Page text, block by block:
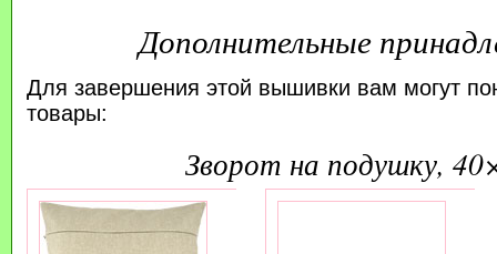
Дополнительные
Для завершения этой вышивки вам могут
товары:
зворот на подушку,